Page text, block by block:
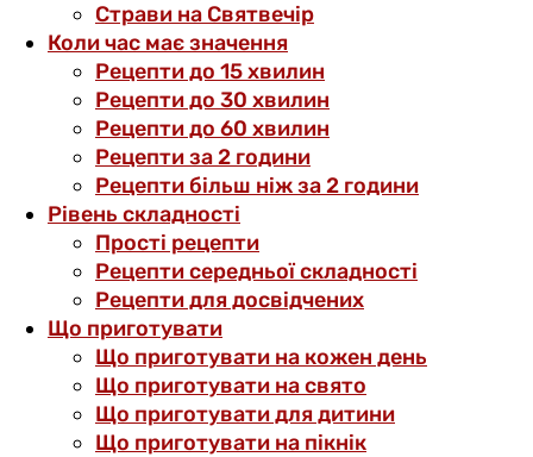
Страви на Святвечір
Коли час має значення
Рецепти до 15 хвилин
Рецепти до 30 хвилин
Рецепти до 60 хвилин
Рецепти за 2 години
Рецепти більш ніж за 2 години
Рівень складності
Прості рецепти
Рецепти середньої складності
Рецепти для досвідчених
Що приготувати
Що приготувати на кожен день
Що приготувати на свято
Що приготувати для дитини
Що приготувати на пікнік